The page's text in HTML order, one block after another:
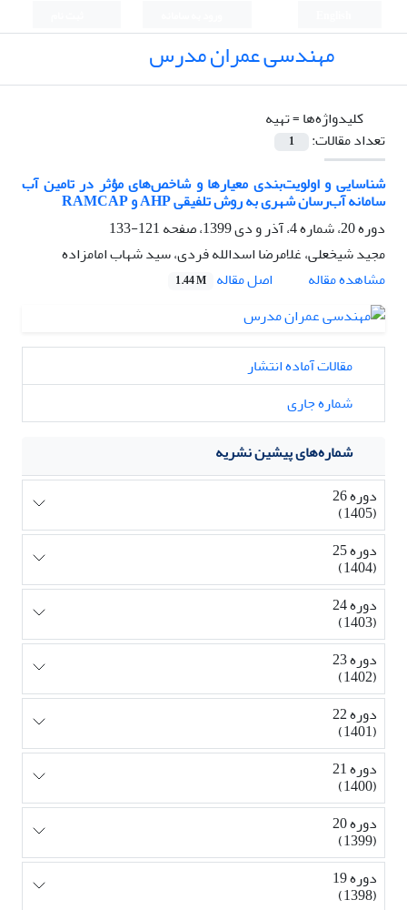
مهندسی عمران مدرس
کلیدواژه‌ها =تهیه
تعداد مقالات:
1
شناسایی و اولویت‌بندی معیارها و شاخص‌های مؤثر در تامین آب
سامانه آب‌رسان شهری به روش تلفیقی AHP و RAMCAP
دوره 20، شماره 4، آذر و دی 1399، صفحه
121-133
مجید شیخعلی، غلامرضا اسدالله فردی، سید شهاب امامزاده
مشاهده مقاله
اصل مقاله 1.44 M
مقالات آماده انتشار
شماره جاری
شماره‌های پیشین نشریه
دوره 26
(1405)
دوره 25
(1404)
دوره 24
(1403)
دوره 23
(1402)
دوره 22
(1401)
دوره 21
(1400)
دوره 20
(1399)
دوره 19
(1398)